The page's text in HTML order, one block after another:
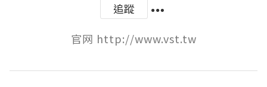
追蹤
官网 http://www.vst.tw